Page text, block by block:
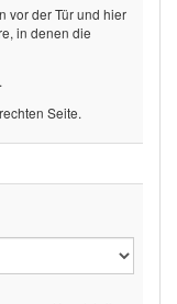
vor der Tür und hier
in denen die
Seite.